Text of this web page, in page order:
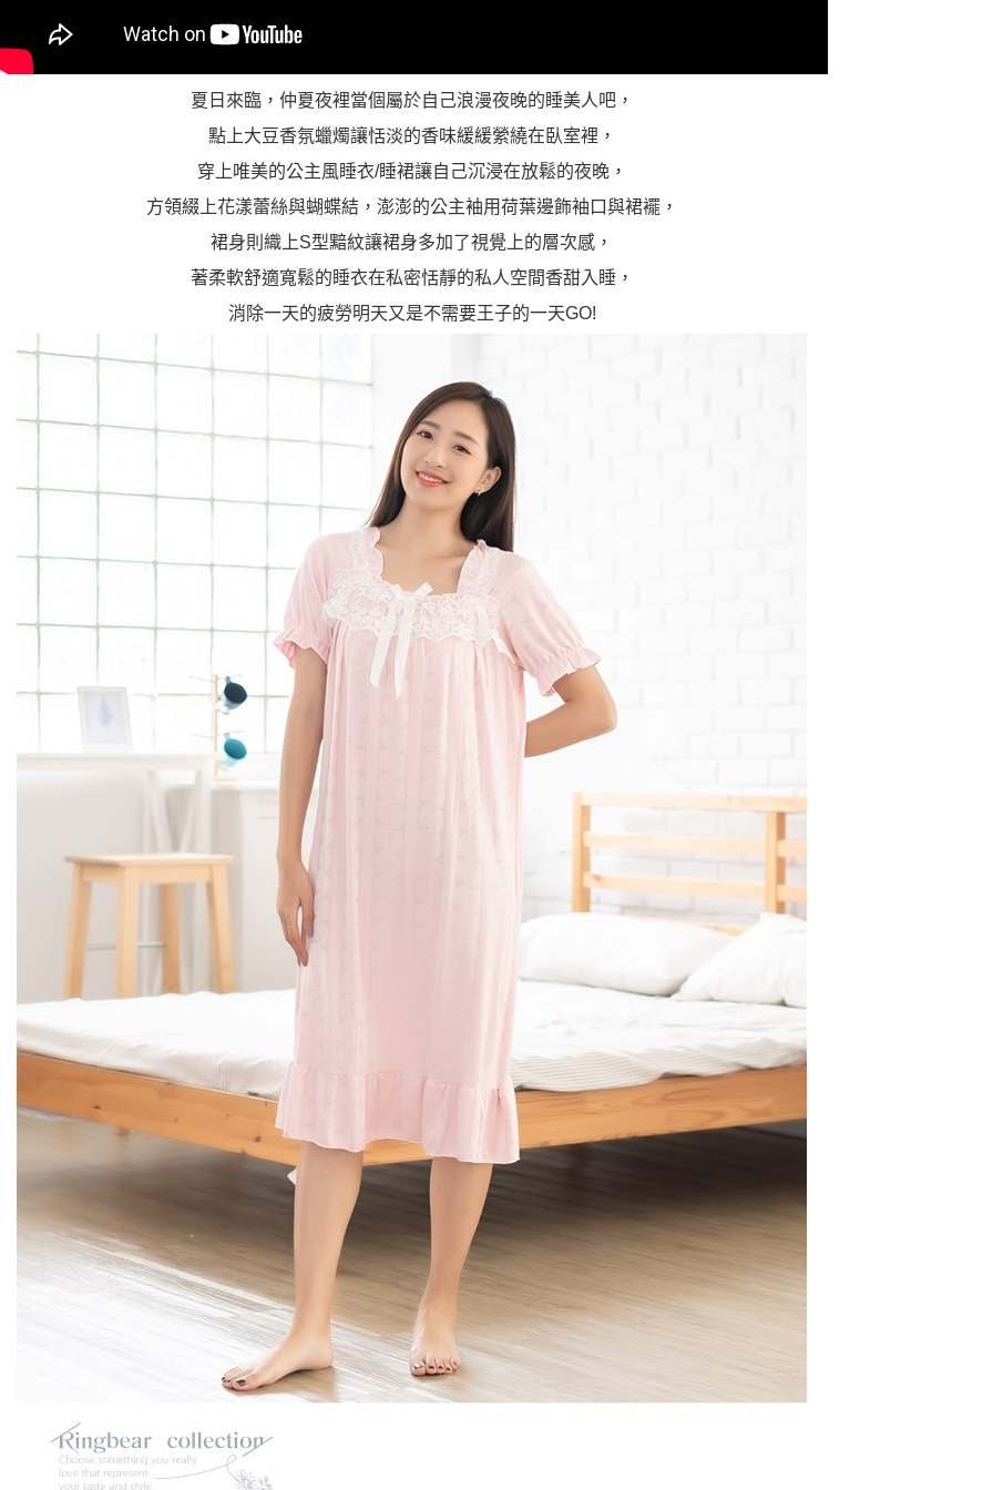
夏日來臨，仲夏夜裡當個屬於自己浪漫夜晚的睡美人吧，
點上大豆香氛蠟燭讓恬淡的香味緩緩縈繞在臥室裡，
穿上唯美的公主風睡衣/睡裙讓自己沉浸在放鬆的夜晚，
方領綴上花漾蕾絲與蝴蝶結，澎澎的公主袖用荷葉邊飾袖口與裙襬，
裙身則織上S型黯紋讓裙身多加了視覺上的層次感，
著柔軟舒適寬鬆的睡衣在私密恬靜的私人空間香甜入睡，
消除一天的疲勞明天又是不需要王子的一天GO!